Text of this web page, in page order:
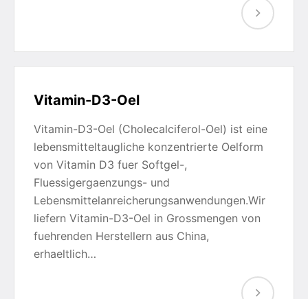
Vitamin-D3-Oel
Vitamin-D3-Oel (Cholecalciferol-Oel) ist eine
lebensmitteltaugliche konzentrierte Oelform
von Vitamin D3 fuer Softgel-,
Fluessigergaenzungs- und
Lebensmittelanreicherungsanwendungen.Wir
liefern Vitamin-D3-Oel in Grossmengen von
fuehrenden Herstellern aus China,
erhaeltlich…